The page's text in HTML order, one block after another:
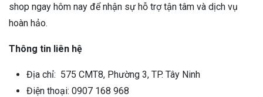
shop ngay hôm nay để nhận sự hỗ trợ tận tâm và dịch vụ
hoàn hảo.
Thông tin liên hệ
Địa chỉ: 575 CMT8, Phường 3, TP. Tây Ninh
Điện thoại: 0907 168 968